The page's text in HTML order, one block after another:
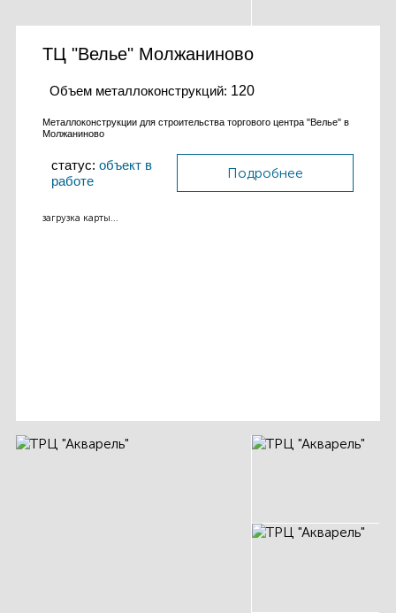
ТЦ "Велье" Молжаниново
Объем металлоконструкций: 120
Металлоконструкции для строительства торгового центра "Велье" в
Молжаниново
статус: объект в
работе
Подробнее
загрузка карты...